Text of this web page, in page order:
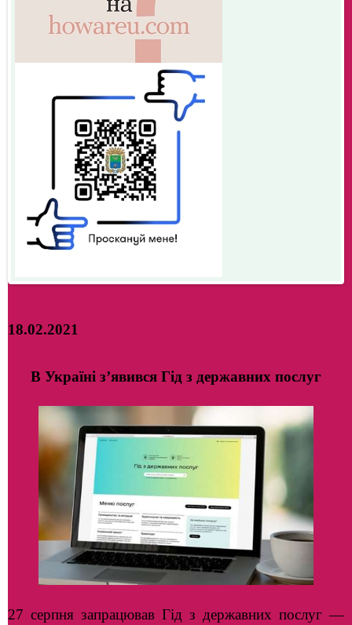
18.02.2021
В Україні з’явився Гід з державних послуг
27 серпня запрацював Гід з державних послуг —